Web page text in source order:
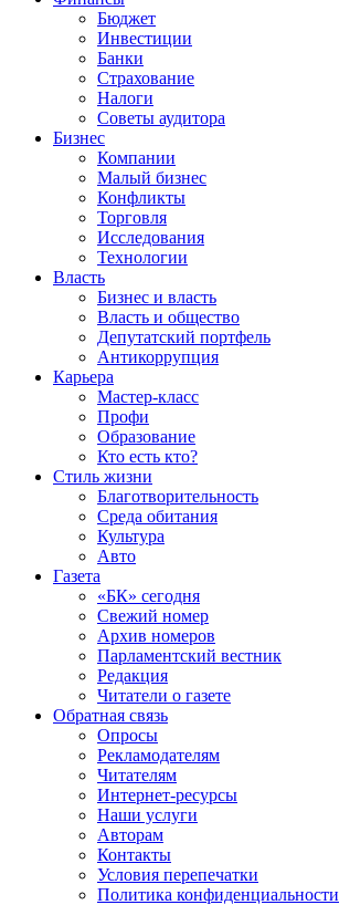
Бюджет
Инвестиции
Банки
Страхование
Налоги
Советы аудитора
Бизнес
Компании
Малый бизнес
Конфликты
Торговля
Исследования
Технологии
Власть
Бизнес и власть
Власть и общество
Депутатский портфель
Антикоррупция
Карьера
Мастер-класс
Профи
Образование
Кто есть кто?
Стиль жизни
Благотворительность
Среда обитания
Культура
Авто
Газета
«БК» сегодня
Свежий номер
Архив номеров
Парламентский вестник
Редакция
Читатели о газете
Обратная связь
Опросы
Рекламодателям
Читателям
Интернет-ресурсы
Наши услуги
Авторам
Контакты
Условия перепечатки
Политика конфиденциальности